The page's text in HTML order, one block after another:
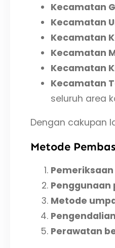
Kecamatan
Kecamatan
Kecamatan
Kecamatan
Kecamatan
Kecamatan
seluruh area
Dengan cakupan
Metode
Metode
Perawatan